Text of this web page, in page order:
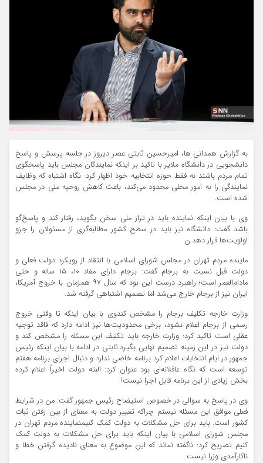
به گزارش همدانی ها، امیرحسین ثابتی عصر دیروز در جلسه پرسش و پاسخ
دانشجویی در دانشگاه ملایر با تاکید بر اینکه نمایندگان مجلس باید پاسخگوی
تمام مردم باشند نه فقط حوزه انتخابیه خود اظهار کرد: نگاه اشتباه که وظایف
نمایندگی را به امور محلی محدود می‌کند، باعث کاهش روحیه ملی در مجلس
شده است.
وی با بیان اینکه نماینده باید در تراز ملی سخن بگوید، رفتار کند و پاسخ‌گو
باشد گفت: دانشگاه نیز باید در سطح کشور مطالبه‌گری از مسئولان را جزو
اولویت‌ها قرار دهد.ن
ماینده مردم تهران در مجلس شورای اسلامی با انتقاد از رویکرد دولت فعلی و
دولت قبل نسبت به برجام گفت: برجام دارای مفاد ۱۰، ۱۵ ساله و حتی
مادام‌العمر است؛ راهبرد درست این بود که سال ۹۷ همزمان با خروج آمریکا،
ایران نیز از برجام خارج می‌شد اما تصمیم اشتباهی گرفته شد.
وزارت خارجه تکلیف برجام را مشخص کندوی با بیان اینکه تا وقتی خروج
رسمی از برجام اعلام نشود، برخی محدودیت‌ها نیز ادامه دارد که فاقد توجیه
عقلی است تاکید کرد: وزارت خارجه باید تکلیف این مسئله را مشخص کند و
دولت نیز در این زمینه تصمیم نهایی بگیرد.ثابتی در ادامه با بیان اینکه رئیس
جمهور در ایام انتخابات اعلام کرد برنامه خاصی ندارد و دنبال اجرای برنامه هفتم
توسعه است که نگاه عاقلانه‌ای بود عنوان کرد: البته دولت اخیراً اعلام کرده
بخش زیادی از این برنامه قابل اجرا نیست!
وی در پاسخ به سوالی در خصوص استیضاح رئیس جمهور گفت: من در شرایط
فعلی موافق این مسئله نیستم چراکه تغییر دولت به معنای از بین رفتن ثبات
کشور است. باید برای حل مشکلات به دولت کمک کنیمنماینده مردم تهران در
مجلس شورای اسلامی با بیان اینکه باید برای حل مشکلات به دولت کمک
کنیم تصریح کرد: ناگفته نماند که این موضوع به معنای نادیده گرفتن خطا و
ناکارآمدی وزرا نیست.